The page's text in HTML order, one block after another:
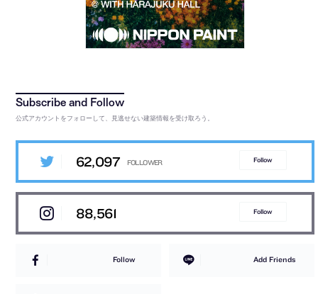
公式アカウントをフォローして、見逃せない建築情報を受け取ろう。
62,097 Follow
88,561 Follow
Follow Add Friends